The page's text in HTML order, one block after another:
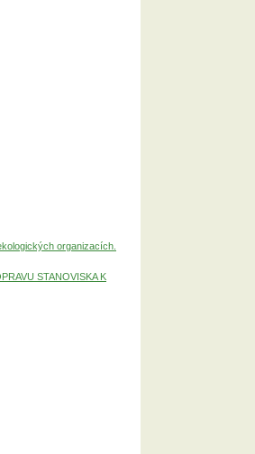
organizacích.
STANOVISKA K